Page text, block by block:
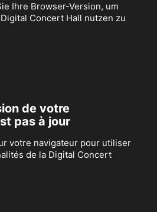
Ihre Browser-Version, um
Concert Hall nutzen zu
de votre
pas à jour
votre navigateur pour utiliser
de la Digital Concert